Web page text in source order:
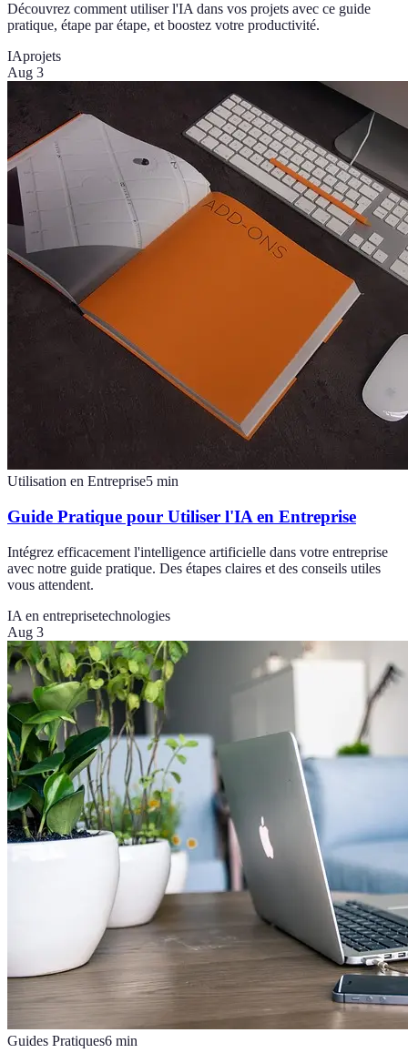
Découvrez comment utiliser l'IA dans vos projets avec ce guide
pratique, étape par étape, et boostez votre productivité.
IAprojets
Aug 3
Utilisation en Entreprise5 min
Guide Pratique pour Utiliser l'IA en Entreprise
Intégrez efficacement l'intelligence artificielle dans votre entreprise
avec notre guide pratique. Des étapes claires et des conseils utiles
vous attendent.
IA en entreprisetechnologies
Aug 3
Guides Pratiques6 min